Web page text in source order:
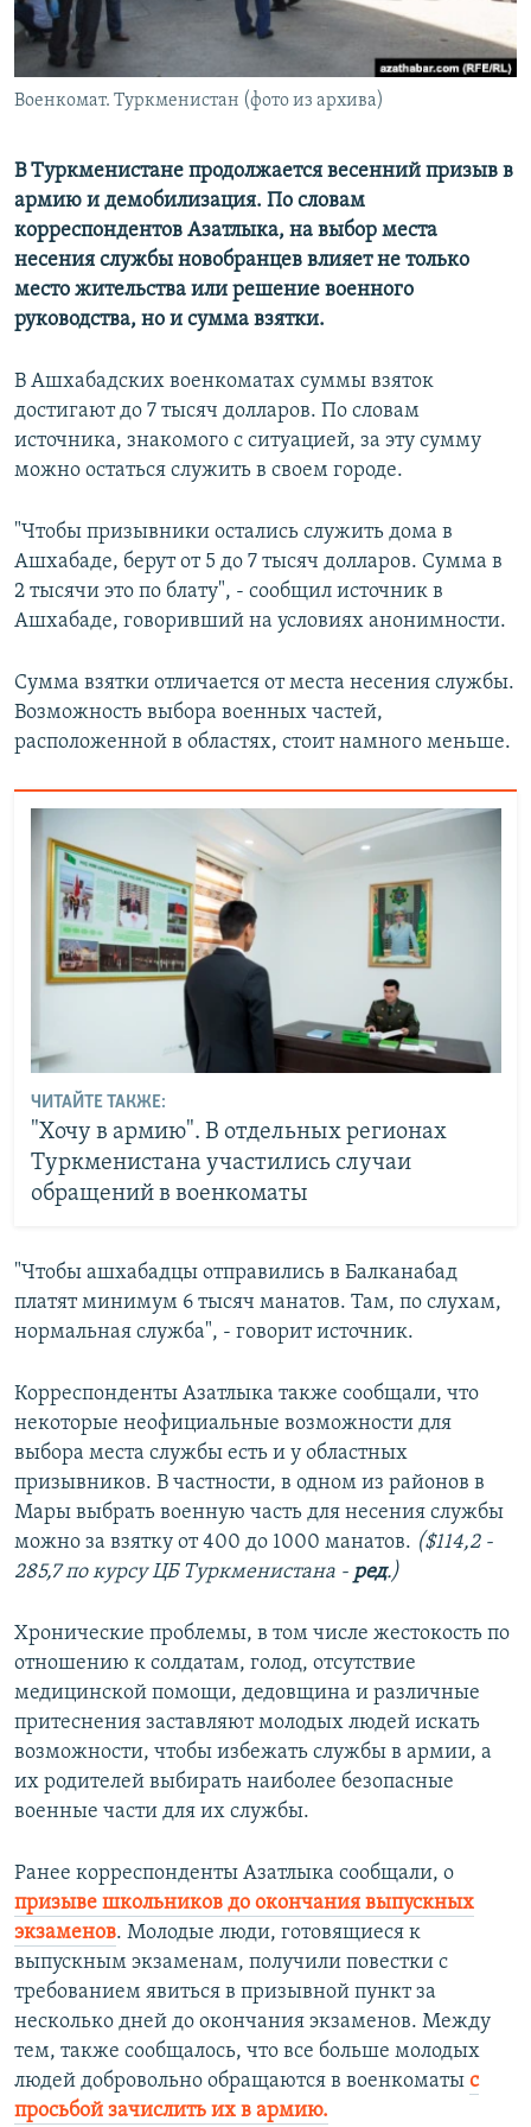
Военкомат. Туркменистан (фото из архива)
В Туркменистане продолжается весенний призыв в
армию и демобилизация. По словам
корреспондентов Азатлыка, на выбор места
несения службы новобранцев влияет не только
место жительства или решение военного
руководства, но и сумма взятки.
В Ашхабадских военкоматах суммы взяток
достигают до 7 тысяч долларов. По словам
источника, знакомого с ситуацией, за эту сумму
можно остаться служить в своем городе.
"Чтобы призывники остались служить дома в
Ашхабаде, берут от 5 до 7 тысяч долларов. Сумма в
2 тысячи это по блату", - сообщил источник в
Ашхабаде, говоривший на условиях анонимности.
Сумма взятки отличается от места несения службы.
Возможность выбора военных частей,
расположенной в областях, стоит намного меньше.
ЧИТАЙТЕ ТАКЖЕ:
"Хочу в армию". В отдельных регионах
Туркменистана участились случаи
обращений в военкоматы
"Чтобы ашхабадцы отправились в Балканабад
платят минимум 6 тысяч манатов. Там, по слухам,
нормальная служба", - говорит источник.
Корреспонденты Азатлыка также сообщали, что
некоторые неофициальные возможности для
выбора места службы есть и у областных
призывников. В частности, в одном из районов в
Мары выбрать военную часть для несения службы
можно за взятку от 400 до 1000 манатов. ($114,2 -
285,7 по курсу ЦБ Туркменистана - ред.)
Хронические проблемы, в том числе жестокость по
отношению к солдатам, голод, отсутствие
медицинской помощи, дедовщина и различные
притеснения заставляют молодых людей искать
возможности, чтобы избежать службы в армии, а
их родителей выбирать наиболее безопасные
военные части для их службы.
Ранее корреспонденты Азатлыка сообщали, о
призыве школьников до окончания выпускных
экзаменов. Молодые люди, готовящиеся к
выпускным экзаменам, получили повестки с
требованием явиться в призывной пункт за
несколько дней до окончания экзаменов. Между
тем, также сообщалось, что все больше молодых
людей добровольно обращаются в военкоматы с
просьбой зачислить их в армию.